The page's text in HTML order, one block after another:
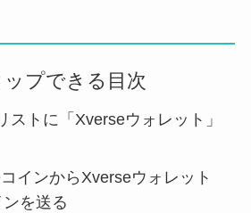
ップできる目次
ストに「Xverseウォレット」
インからXverseウォレット
を送る